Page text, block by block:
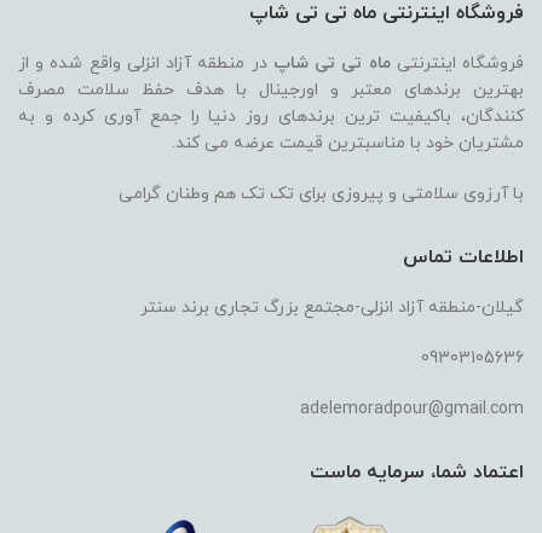
فروشگاه اینترنتی ماه تی تی شاپ
فروشگاه اینترنتیماه تی تی شاپ در منطقه آزاد انزلی واقع شده و از
بهترین برندهای معتبر و اورجینال با هدف حفظ سلامت مصرف
کنندگان، باکیفیت ترین برندهای روز دنیا را جمع آوری کرده و به
مشتریان خود با مناسبترین قیمت عرضه می کند.
با آرزوی سلامتی و پیروزی برای تک تک هم وطنان گرامی
اطلاعات تماس
گیلان-منطقه آزاد انزلی-مجتمع بزرگ تجاری برند سنتر
09303105636
adelemoradpour@gmail.com
اعتماد شما، سرمایه ماست